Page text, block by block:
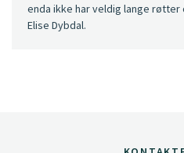
enda ikke har veldig lange røtter
Elise Dybdal.